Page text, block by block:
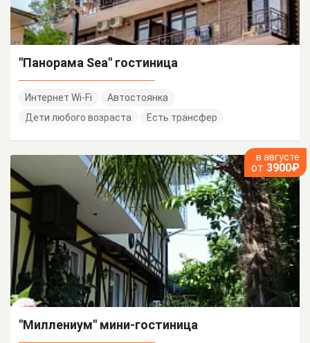
"Панорама Sea" гостиница
Интернет Wi-Fi
Автостоянка
Дети любого возраста
Есть трансфер
в августе
от 3900₽
"Миллениум" мини-гостиница